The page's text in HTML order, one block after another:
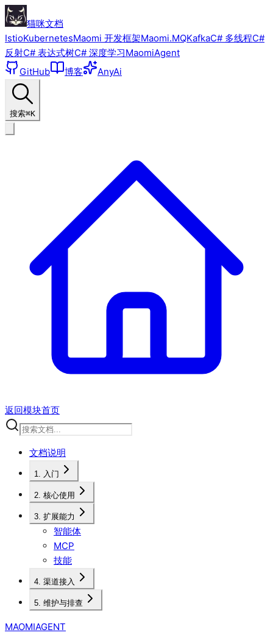
猫咪文档
IstioKubernetesMaomi 开发框架Maomi.MQKafkaC# 多线程C#
反射C# 表达式树C# 深度学习MaomiAgent
GitHub
博客 AnyAi
搜索⌘K
返回模块首页
文档说明
1. 入门
2. 核心使用
3. 扩展能力
智能体
MCP
技能
4. 渠道接入
5. 维护与排查
MAOMIAGENT